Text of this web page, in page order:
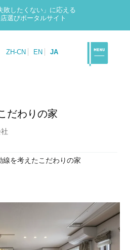
敗したくない」に応える
選びポータルサイト
ZH-CN EN JA
だわりの家
線を考えたこだわりの家